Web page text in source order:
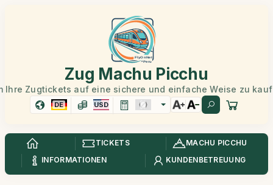
Zug Machu Picchu
Ihre Zugtickets auf eine sichere und einfache Weise zu
DE USD
TICKETS
MACHU PICCHU
INFORMATIONEN
KUNDENBETREUUNG